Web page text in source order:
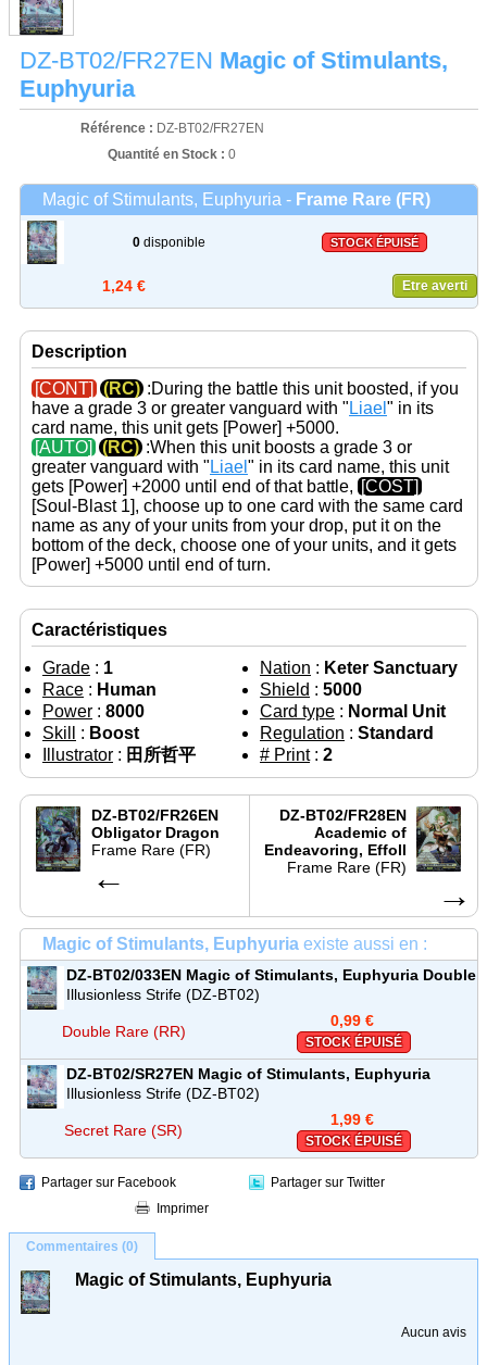
DZ-BT02/FR27EN Magic of Stimulants,
Euphyuria
Référence : DZ-BT02/FR27EN
Quantité en Stock : 0
Magic of Stimulants, Euphyuria - Frame Rare (FR)
0 disponible STOCK ÉPUISÉ
1,24 € Etre averti
Description
[CONT]
(RC) :During the battle this unit boosted, if you
have a grade 3 or greater vanguard with " Liael " in its
card name, this unit gets [Power] +5000.
[AUTO]
(RC) :When this unit boosts a grade 3 or
greater vanguard with " Liael " in its card name, this unit
gets [Power] +2000 until end of that battle, [COST]
[Soul-Blast 1], choose up to one card with the same card
name as any of your units from your drop, put it on the
bottom of the deck, choose one of your units, and it gets
[Power] +5000 until end of turn.
Caractéristiques
Grade : 1 Nation : Keter Sanctuary
Race : Human Shield : 5000
Power : 8000 Card type : Normal Unit
Skill
: Boost Regulation : Standard
Illustrator : 田所哲平 # Print: 2
DZ-BT02/FR26EN
Obligator Dragon
Frame Rare (FR)
←
DZ-BT02/FR28EN
Academic of
Endeavoring, Effoll
Frame Rare (FR)
→
Magic of Stimulants, Euphyuria existe aussi en :
DZ-BT02/033EN Magic of Stimulants, Euphyuria Double
Rare (RR)
Illusionless Strife (DZ-BT02)
Double Rare (RR)
0,99 €
STOCK ÉPUISÉ
DZ-BT02/SR27EN Magic of Stimulants, Euphyuria
Secret Rare (SR)
Illusionless Strife (DZ-BT02)
Secret Rare (SR)
1,99 €
STOCK ÉPUISÉ
Partager sur Facebook
Partager sur Twitter
Imprimer
Commentaires (0)
Magic of Stimulants, Euphyuria
Aucun avis